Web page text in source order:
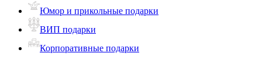
Юмор и прикольные подарки
ВИП подарки
Корпоративные подарки